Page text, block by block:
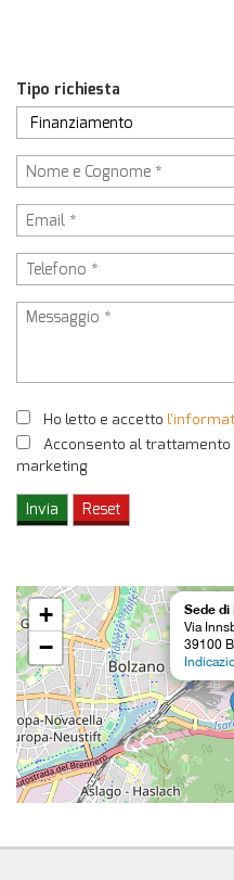
Tipo richiesta
Ho letto e accetto
Acconsento al trattamento
marketing
Sede di
Via
39100
+
−